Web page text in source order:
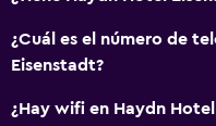
¿Cuál es el número de
Eisenstadt?
¿Hay wifi en Haydn